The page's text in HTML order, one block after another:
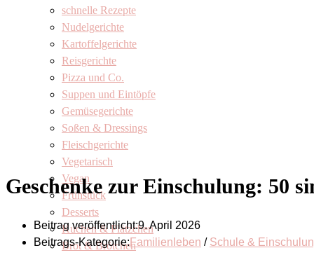
schnelle Rezepte
Nudelgerichte
Kartoffelgerichte
Reisgerichte
Pizza und Co.
Suppen und Eintöpfe
Gemüsegerichte
Soßen & Dressings
Fleischgerichte
Vegetarisch
Vegan
Frühstück
Desserts
Kuchen & Plätzchen
Brot & Brötchen
Geschenke zur Einschulung: 50
Beitrag veröffentlicht:9. April 2026
Beitrags-Kategorie:Familienleben / Schule &